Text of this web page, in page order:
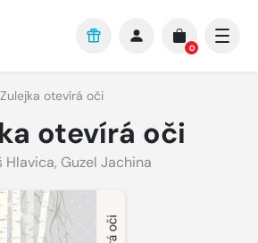
0
Zulejka otevírá oči
otevírá oči
Hlavica, Guzel Jachina